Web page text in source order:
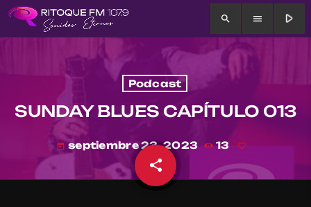
search menu play_arrow
Podcast
SUNDAY BLUES CAPÍTULO 013
today septiembre 23, 2023 13
share
email